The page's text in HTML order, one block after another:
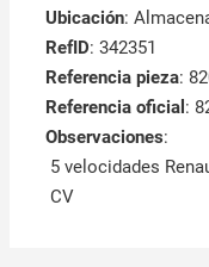
Ubicación:
RefID: 342351
Referencia pieza:
Referencia oficial :
Observaciones:
5 velocidades
CV